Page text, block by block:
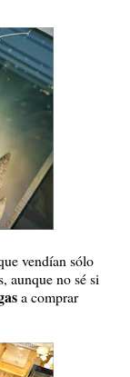
vendían sólo
aunque no sé si
a comprar